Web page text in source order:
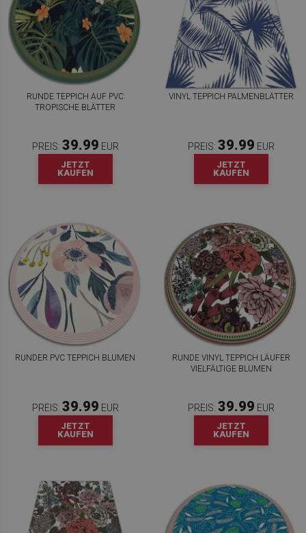
RUNDE TEPPICH AUF PVC
TROPISCHE BLÄTTER
PREIS: 39.99 EUR
JETZT
KAUFEN
VINYL TEPPICH PALMENBLÄTTER
PREIS: 39.99 EUR
JETZT
KAUFEN
RUNDER PVC TEPPICH BLUMEN
PREIS: 39.99 EUR
JETZT
KAUFEN
RUNDE VINYL TEPPICH LÄUFER
VIELFÄLTIGE BLUMEN
PREIS: 39.99 EUR
JETZT
KAUFEN